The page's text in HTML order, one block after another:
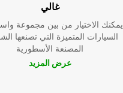
غالي
يمكنك الاختيار من بين مجموعة
السيارات المتميزة التي تصنعها
المصنعة الأسطورية
عرض المزيد